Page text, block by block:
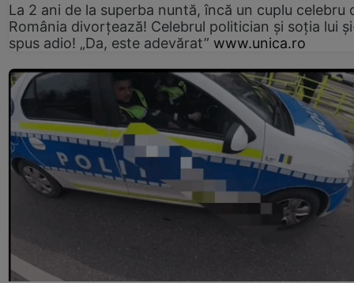
La 2 ani de la superba nuntă, încă un cuplu celebru
România divorțează! Celebrul politician și soția lui
spus adio! „Da, este adevărat” www.unica.ro